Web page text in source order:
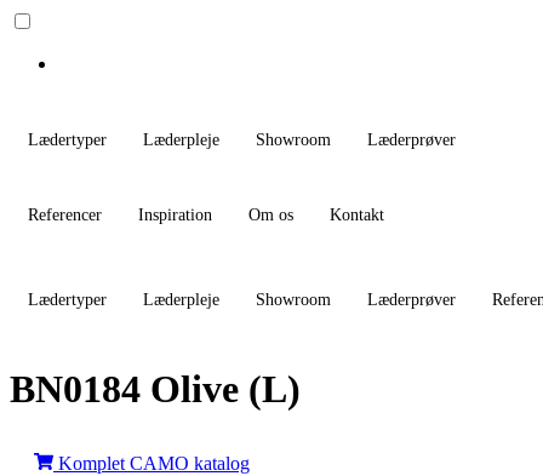
Lædertyper Læderpleje Showroom Læderprøver
Referencer Inspiration Om os Kontakt
Lædertyper Læderpleje Showroom Læderprøver
BN0184 Olive (L)
Komplet CAMO katalog